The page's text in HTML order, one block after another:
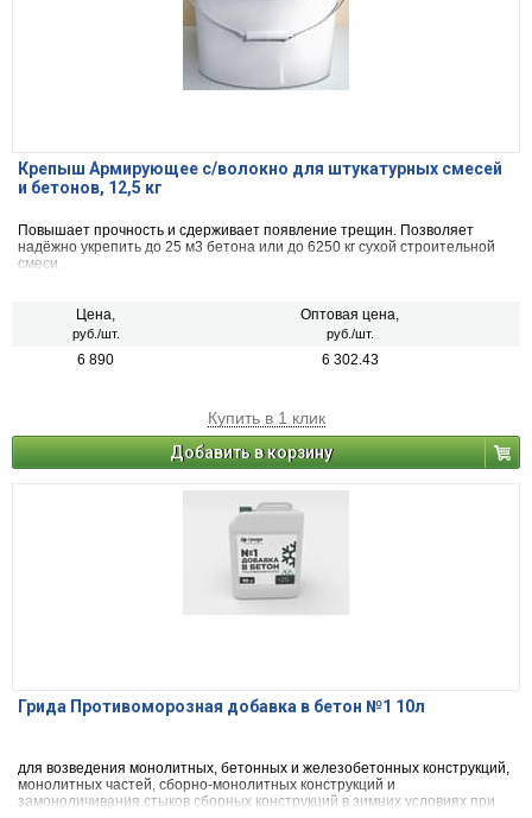
Крепыш Армирующее с/волокно для штукатурных смесей
и бетонов, 12,5 кг
Повышает прочность и сдерживает появление трещин. Позволяет
надёжно укрепить до 25 м3 бетона или до 6250 кг сухой строительной
смеси.
Цена,
руб./шт.
Оптовая цена,
руб./шт.
6 890 6 302.43
Купить в 1 клик
Добавить в корзину
Грида Противоморозная добавка в бетон №1 10л
для возведения монолитных, бетонных и железобетонных конструкций,
монолитных частей, сборно-монолитных конструкций и
замоноличивания стыков сборных конструкций в зимних условиях при